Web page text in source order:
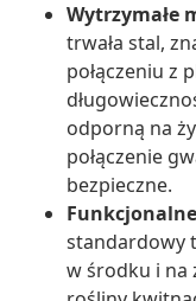
Wytrzymałe
trwała stal,
połączeniu z
odporną na
połączenie
bezpieczne.
standardowy
w środku i na